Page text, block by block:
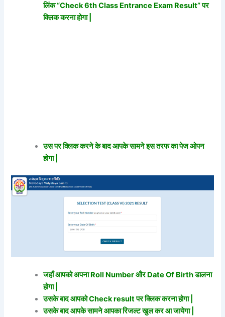
लिंक “Check 6th Class Entrance Exam Result” पर
क्लिक करना होगा |
उस पर क्लिक करने के बाद आपके सामने इस तरफ का पेज ओपन
होगा |
जहाँ आपको अपना Roll Number और Date Of Birth डालना
होगा |
उसके बाद आपको Check result पर क्लिक करना होगा |
उसके बाद आपके सामने आपका रिजल्ट खुल कर आ जायेगा |